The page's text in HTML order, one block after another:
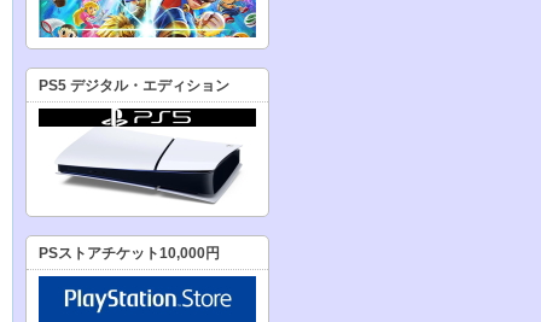
PS5 デジタル・エディション
PSストアチケット10,000円